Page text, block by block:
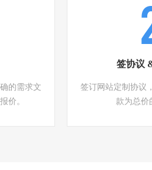
的需求文
价。
签协议
签订网站定制协议
款为总价